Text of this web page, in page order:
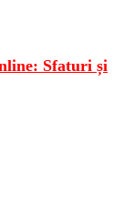
Sfaturi și